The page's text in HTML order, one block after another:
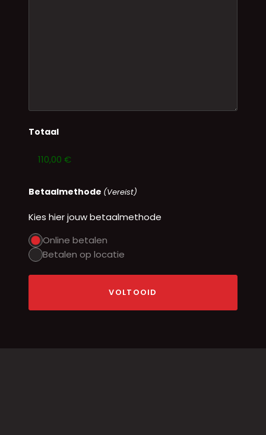
Totaal
Betaalmethode (Vereist)
Kies hier jouw betaalmethode
Online betalen
Betalen op locatie